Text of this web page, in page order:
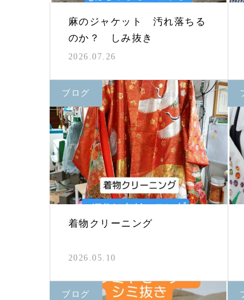
麻のジャケット 汚れ落ちる
のか？ しみ抜き
2026.07.26
ブログ
着物クリーニング
2026.05.10
ブログ